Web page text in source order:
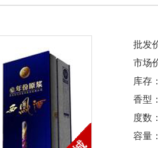
批发
市场
库存
香型
度数
容量